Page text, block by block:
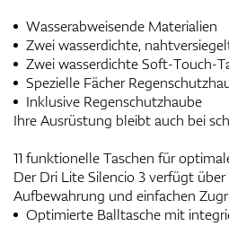
Wasserabweisende Materialien
Zwei wasserdichte,
Zwei wasserdichte Soft-Touch-
Spezielle Fächer
Inklusive Regenschutzhaube
Ihre Ausrüstung bleibt auch bei
11 funktionelle Taschen für
Der Dri Lite Silencio 3 verfügt
Aufbewahrung und einfachen
Optimierte Balltasche mit